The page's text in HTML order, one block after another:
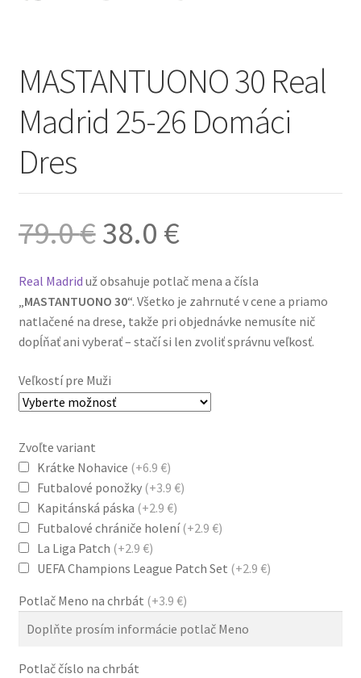
MASTANTUONO 30 Real
Madrid 25-26 Domáci
Dres
79.0€Pôvodná
cena
bola:
79.0 €.
38.0 €Aktuálna
cena
je:
38.0 €.
Real Madrid už obsahuje potlač mena a čísla
„MASTANTUONO 30“. Všetko je zahrnuté v cene a priamo
natlačené na drese, takže pri objednávke nemusíte nič
dopĺňať ani vyberať – stačí si len zvoliť správnu veľkosť.
Veľkostí pre Muži
Zvoľte variant
Krátke Nohavice (+6.9 €)
Futbalové ponožky (+3.9 €)
Kapitánská páska (+2.9 €)
Futbalové chrániče holení(+2.9 €)
La Liga Patch (+2.9 €)
UEFA Champions League Patch Set (+2.9 €)
Potlač Meno na chrbát (+3.9 €)
Potlač číslo na chrbát